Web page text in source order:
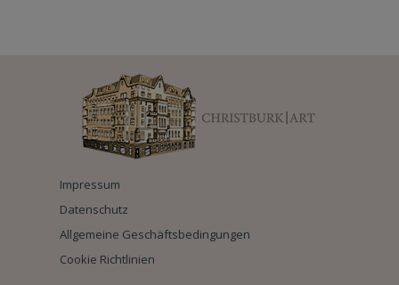
Impressum
Datenschutz
Allgemeine Geschäftsbedingungen
Cookie Richtlinien